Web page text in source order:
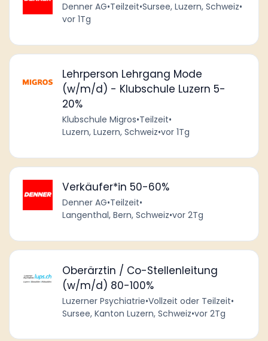
Denner AG•Teilzeit•Sursee, Luzern, Schweiz•
vor 1Tg
Lehrperson Lehrgang Mode
(w/m/d) - Klubschule Luzern 5-
20%
Klubschule Migros•Teilzeit•
Luzern, Luzern, Schweiz•vor 1Tg
Verkäufer*in 50-60%
Denner AG•Teilzeit•
Langenthal, Bern, Schweiz•vor 2Tg
Oberärztin / Co-Stellenleitung
(w/m/d) 80-100%
Luzerner Psychiatrie•Vollzeit oder Teilzeit•
Sursee, Kanton Luzern, Schweiz•vor 2Tg